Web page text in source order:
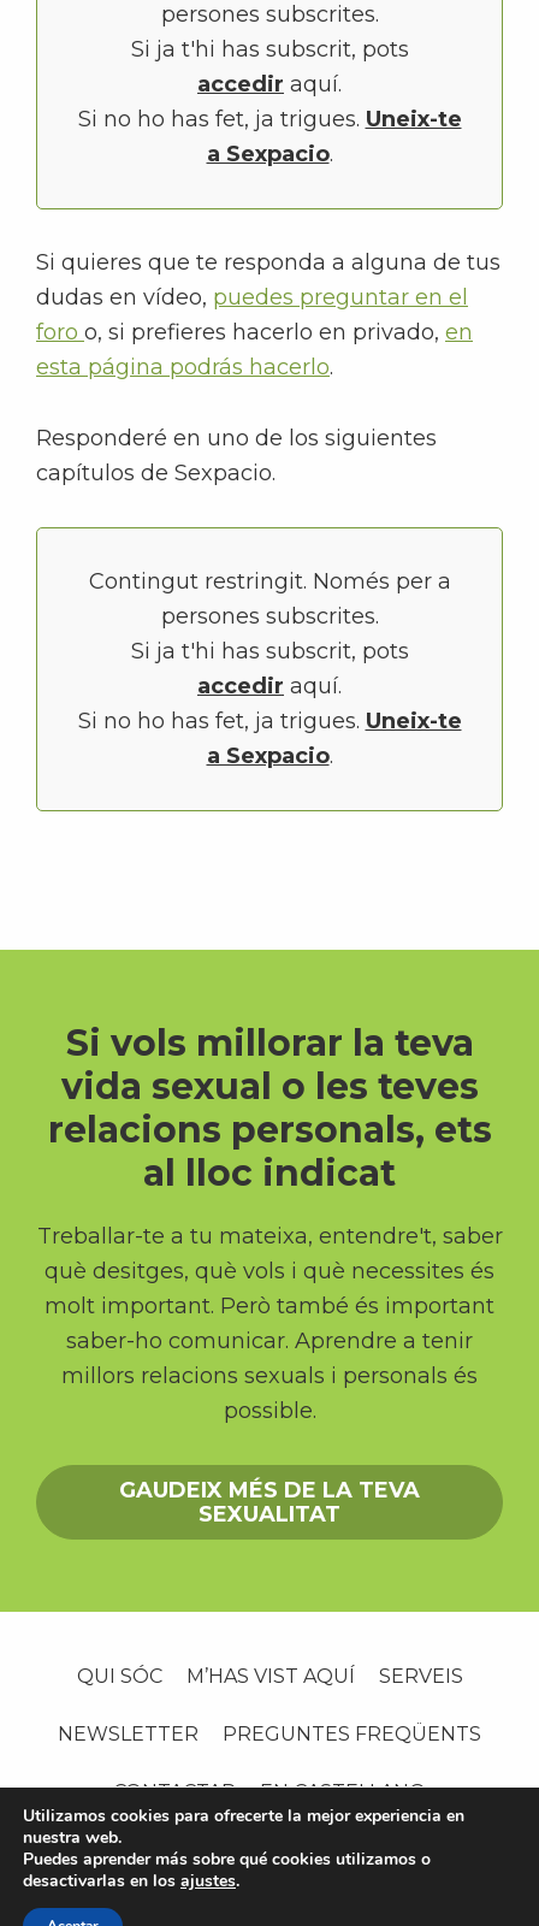
persones subscrites.
Si ja t'hi has subscrit, pots
accedir aquí.
Si no ho has fet, ja trigues. Uneix-te
a Sexpacio.
Si quieres que te responda a alguna de tus
dudas en vídeo, puedes preguntar en el
foro o, si prefieres hacerlo en privado, en
esta página podrás hacerlo.
Responderé en uno de los siguientes
capítulos de Sexpacio.
Contingut restringit. Només per a
persones subscrites.
Si ja t'hi has subscrit, pots
accedir aquí.
Si no ho has fet, ja trigues. Uneix-te
a Sexpacio.
Si vols millorar la teva
vida sexual o les teves
relacions personals, ets
al lloc indicat
Treballar-te a tu mateixa, entendre't, saber
què desitges, què vols i què necessites és
molt important. Però també és important
saber-ho comunicar. Aprendre a tenir
millors relacions sexuals i personals és
possible.
GAUDEIX MÉS DE LA TEVA
SEXUALITAT
QUI SÓC M’HAS VIST AQUÍ SERVEIS
NEWSLETTER PREGUNTES FREQÜENTS
CONTACTAR EN CASTELLANO
silviacatalan.com © 2026 · |
·Política de cookies·Condicions de contractació
Utilizamos cookies para ofrecerte la mejor experiencia en
nuestra web.
Puedes aprender más sobre qué cookies utilizamos o
desactivarlas en los ajustes.